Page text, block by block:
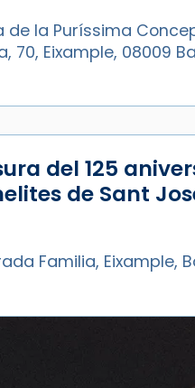
de la Puríssima
70, Eixample, 08009
del 125
de Sant
Familia, Eixample,